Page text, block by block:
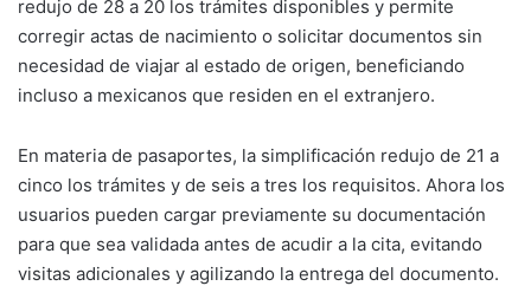
redujo de 28 a 20 los trámites disponibles y permite
corregir actas de nacimiento o solicitar documentos sin
necesidad de viajar al estado de origen, beneficiando
incluso a mexicanos que residen en el extranjero.
En materia de pasaportes, la simplificación redujo de 21 a
cinco los trámites y de seis a tres los requisitos. Ahora los
usuarios pueden cargar previamente su documentación
para que sea validada antes de acudir a la cita, evitando
visitas adicionales y agilizando la entrega del documento.